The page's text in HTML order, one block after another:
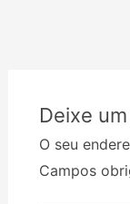
Deixe
O seu
Campos